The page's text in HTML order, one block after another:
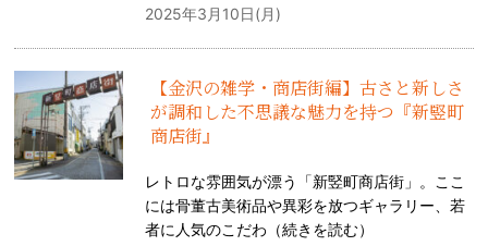
2025年3月10日(月)
【金沢の雑学・商店街編】古さと新しさ
が調和した不思議な魅力を持つ『新竪町
商店街』
レトロな雰囲気が漂う「新竪町商店街」。ここ
には骨董古美術品や異彩を放つギャラリー、若
者に人気のこだわ（続きを読む）